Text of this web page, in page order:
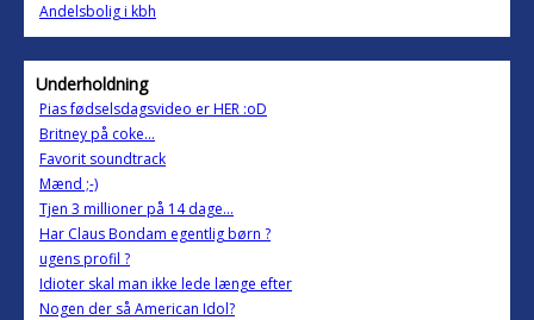
Andelsbolig i kbh
Underholdning
Pias fødselsdagsvideo er HER :oD
Britney på coke...
Favorit soundtrack
Mænd ;-)
Tjen 3 millioner på 14 dage...
Har Claus Bondam egentlig børn ?
ugens profil ?
Idioter skal man ikke lede længe efter
Nogen der så American Idol?